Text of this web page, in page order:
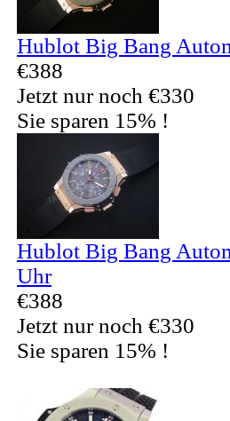
Hublot Big Bang
€388
Jetzt nur noch €330
Sie sparen 15% !
Hublot Big Bang
Uhr
€388
Jetzt nur noch €330
Sie sparen 15% !